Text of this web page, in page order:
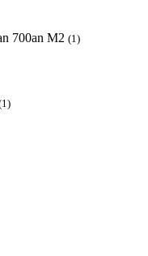
700an M2 (1)